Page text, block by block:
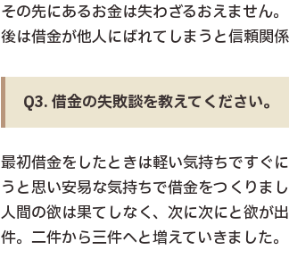
その先にあるお金は失わざるおえません。
後は借金が他人にばれてしまうと信頼関
Q3. 借金の失敗談を教えてください。
最初借金をしたときは軽い気持ちですぐ
うと思い安易な気持ちで借金をつくりま
人間の欲は果てしなく、次に次にと欲が
件。二件から三件へと増えていきました。